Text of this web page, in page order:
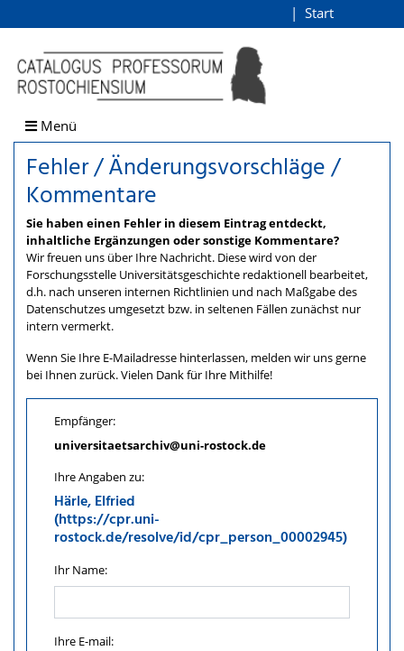
Fehler /
direkt zum Inhalt
Start
Menü
Fehler / Änderungsvorschläge /
Kommentare
Sie haben einen Fehler in diesem Eintrag entdeckt,
inhaltliche Ergänzungen oder sonstige Kommentare?
Wir freuen uns über Ihre Nachricht. Diese wird von der
Forschungsstelle Universitätsgeschichte redaktionell bearbeitet,
d.h. nach unseren internen Richtlinien und nach Maßgabe des
Datenschutzes umgesetzt bzw. in seltenen Fällen zunächst nur
intern vermerkt.
Wenn Sie Ihre E-Mailadresse hinterlassen, melden wir uns gerne
bei Ihnen zurück. Vielen Dank für Ihre Mithilfe!
Empfänger:
universitaetsarchiv@uni-rostock.de
Ihre Angaben zu:
Härle, Elfried
(https://cpr.uni-
rostock.de/resolve/id/cpr_person_00002945)
Ihr Name:
Ihre E-mail: